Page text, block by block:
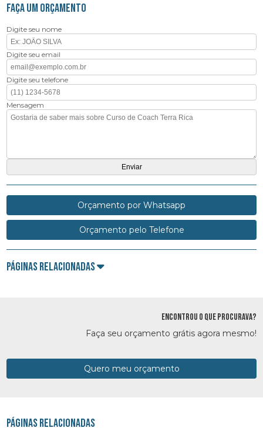
FAÇA UM ORÇAMENTO
Digite seu nome
Digite seu email
Digite seu telefone
Mensagem
Orçamento por Whatsapp
Orçamento pelo Telefone
Páginas Relacionadas
ENCONTROU O QUE PROCURAVA?
Faça seu orçamento grátis agora mesmo!
Quero meu orçamento
Páginas Relacionadas